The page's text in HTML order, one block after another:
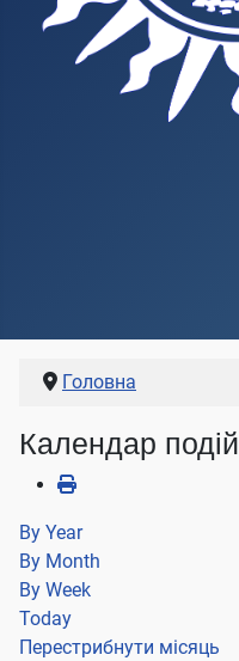
Головна
Календар подій
By Year
By Month
By Week
Today
Перестрибнути місяць